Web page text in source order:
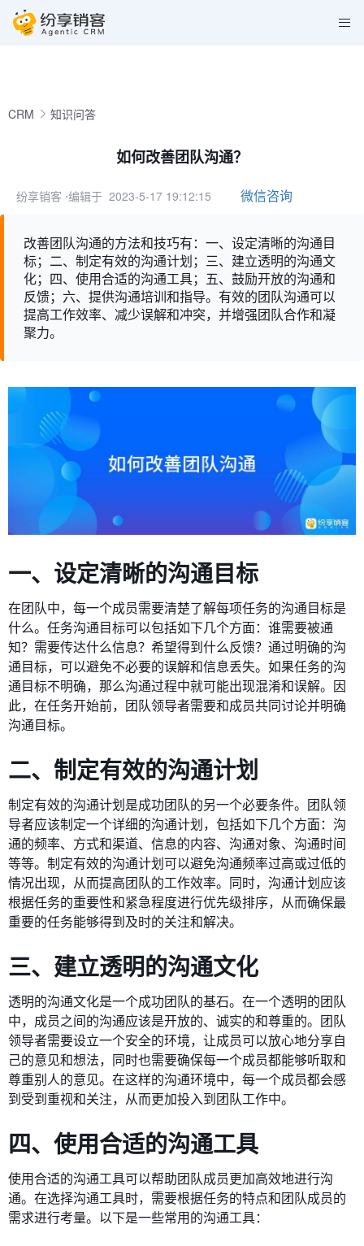
CRM 知识问答
如何改善团队沟通？
纷享销客 ⋅编辑于 2023-5-17 19:12:15 微信咨询
改善团队沟通的方法和技巧有：一、设定清晰的沟通目
标；二、制定有效的沟通计划；三、建立透明的沟通文
化；四、使用合适的沟通工具；五、鼓励开放的沟通和
反馈；六、提供沟通培训和指导。有效的团队沟通可以
提高工作效率、减少误解和冲突，并增强团队合作和凝
聚力。
一、设定清晰的沟通目标
在团队中，每一个成员需要清楚了解每项任务的沟通目标是
什么。任务沟通目标可以包括如下几个方面：谁需要被通
知？需要传达什么信息？希望得到什么反馈？通过明确的沟
通目标，可以避免不必要的误解和信息丢失。如果任务的沟
通目标不明确，那么沟通过程中就可能出现混淆和误解。因
此，在任务开始前，团队领导者需要和成员共同讨论并明确
沟通目标。
二、制定有效的沟通计划
制定有效的沟通计划是成功团队的另一个必要条件。团队领
导者应该制定一个详细的沟通计划，包括如下几个方面：沟
通的频率、方式和渠道、信息的内容、沟通对象、沟通时间
等等。制定有效的沟通计划可以避免沟通频率过高或过低的
情况出现，从而提高团队的工作效率。同时，沟通计划应该
根据任务的重要性和紧急程度进行优先级排序，从而确保最
重要的任务能够得到及时的关注和解决。
三、建立透明的沟通文化
透明的沟通文化是一个成功团队的基石。在一个透明的团队
中，成员之间的沟通应该是开放的、诚实的和尊重的。团队
领导者需要设立一个安全的环境，让成员可以放心地分享自
己的意见和想法，同时也需要确保每一个成员都能够听取和
尊重别人的意见。在这样的沟通环境中，每一个成员都会感
到受到重视和关注，从而更加投入到团队工作中。
四、使用合适的沟通工具
使用合适的沟通工具可以帮助团队成员更加高效地进行沟
通。在选择沟通工具时，需要根据任务的特点和团队成员的
需求进行考量。以下是一些常用的沟通工具：